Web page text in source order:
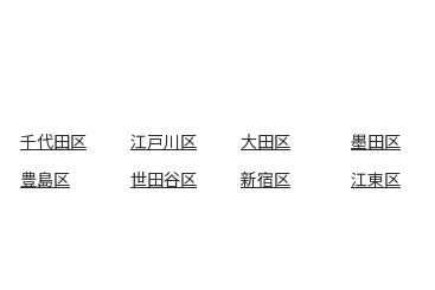
千代田区 江戸川区 大田区 墨田区
豊島区 世田谷区 新宿区 江東区